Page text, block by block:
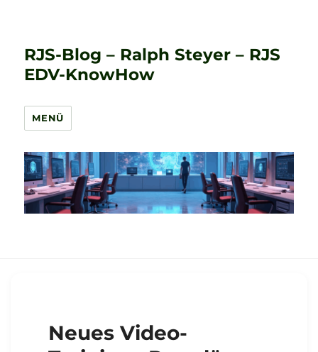
RJS-Blog – Ralph Steyer – RJS
EDV-KnowHow
MENÜ
Neues Video-